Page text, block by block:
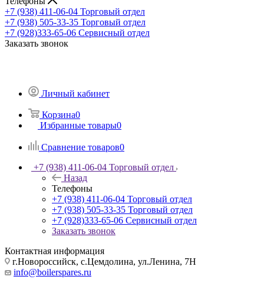
+7 (938) 411-06-04 Торговый отдел
+7 (938) 505-33-35 Торговый отдел
+7 (928)333-65-06 Сервисный отдел
Заказать звонок
Личный кабинет
Корзина0
Избранные товары0
Сравнение товаров0
+7 (938) 411-06-04 Торговый отдел
Назад
Телефоны
+7 (938) 411-06-04 Торговый отдел
+7 (938) 505-33-35 Торговый отдел
+7 (928)333-65-06 Сервисный отдел
Заказать звонок
Контактная информация
г.Новороссийск, с.Цемдолина, ул.Ленина, 7Н
info@boilerspares.ru